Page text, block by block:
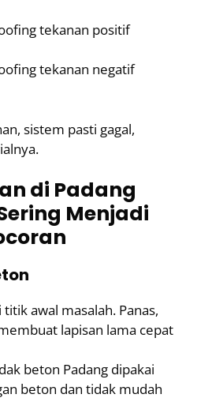
tekanan positif
tekanan negatif
sistem pasti gagal,
di Padang
Menjadi
awal masalah. Panas,
lapisan lama cepat
beton Padang dipakai
beton dan tidak mudah